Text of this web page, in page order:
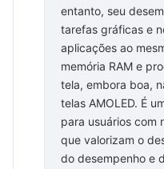
entanto, seu
tarefas gráficas e
aplicações ao
memória RAM e
tela, embora boa,
telas AMOLED. É
para usuários com
que valorizam o
do desempenho e